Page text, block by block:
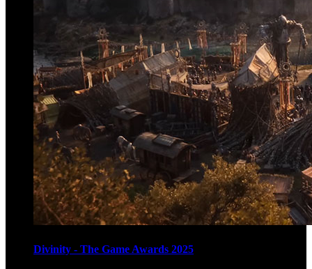
Divinity - The Game Awards 2025